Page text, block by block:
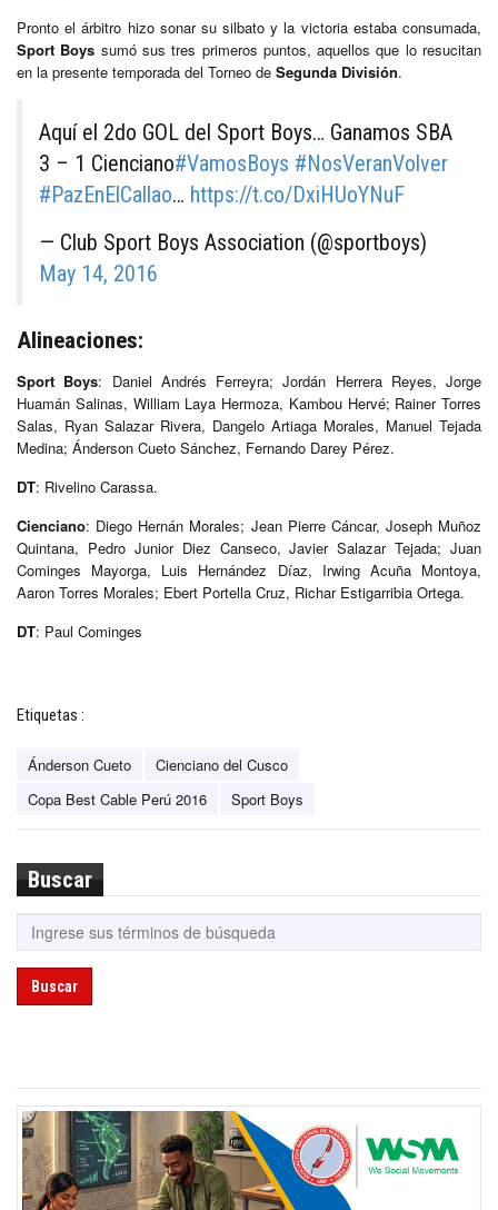
Pronto el árbitro hizo sonar su silbato y la victoria estaba consumada,
Sport Boys sumó sus tres primeros puntos, aquellos que lo resucitan
en la presente temporada del Torneo de Segunda División.
Aquí el 2do GOL del Sport Boys… Ganamos SBA
3 – 1 Cienciano#VamosBoys #NosVeranVolver
#PazEnElCallao… https://t.co/DxiHUoYNuF
— Club Sport Boys Association (@sportboys)
May 14, 2016
Alineaciones:
Sport Boys: Daniel Andrés Ferreyra; Jordán Herrera Reyes, Jorge
Huamán Salinas, William Laya Hermoza, Kambou Hervé; Rainer Torres
Salas, Ryan Salazar Rivera, Dangelo Artiaga Morales, Manuel Tejada
Medina; Ánderson Cueto Sánchez, Fernando Darey Pérez.
DT: Rivelino Carassa.
Cienciano: Diego Hernán Morales; Jean Pierre Cáncar, Joseph Muñoz
Quintana, Pedro Junior Diez Canseco, Javier Salazar Tejada; Juan
Cominges Mayorga, Luis Hernández Díaz, Irwing Acuña Montoya,
Aaron Torres Morales; Ebert Portella Cruz, Richar Estigarribia Ortega.
DT: Paul Cominges
Etiquetas :
Ánderson Cueto
Cienciano del Cusco
Copa Best Cable Perú 2016
Sport Boys
Buscar
Buscar